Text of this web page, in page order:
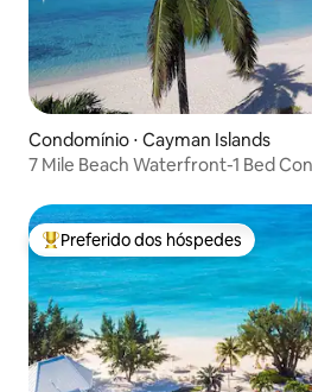
Condomínio ⋅ Cayman Islands
7 Mile Beach Waterfront-1 Bed
Entre os melhores preferidos dos
Preferido dos hóspedes